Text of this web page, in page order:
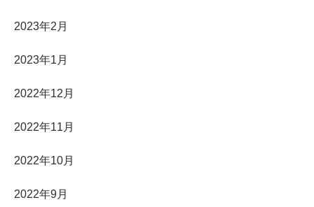
2023年2月
2023年1月
2022年12月
2022年11月
2022年10月
2022年9月